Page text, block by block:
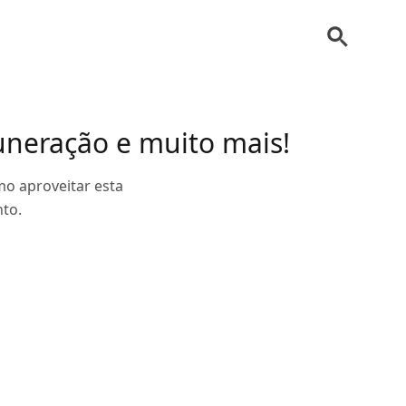
e muito mais!
aproveitar esta